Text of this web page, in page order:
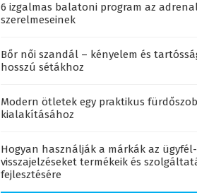
6 izgalmas balatoni program az
szerelmeseinek
Bőr női szandál – kényelem és
hosszú sétákhoz
Modern ötletek egy praktikus
kialakításához
Hogyan használják a márkák az ügyfél-
visszajelzéseket termékeik és
fejlesztésére